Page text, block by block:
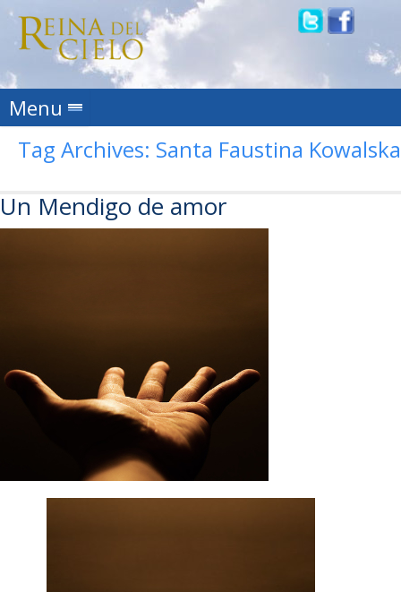
Menu Skip to content
Tag Archives: Santa Faustina Kowalska
Un Mendigo de amor